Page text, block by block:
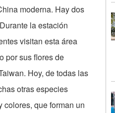
moderna. Hay dos
la estación
visitan esta área
por sus flores de
Hoy, de todas las
otras especies
que forman un